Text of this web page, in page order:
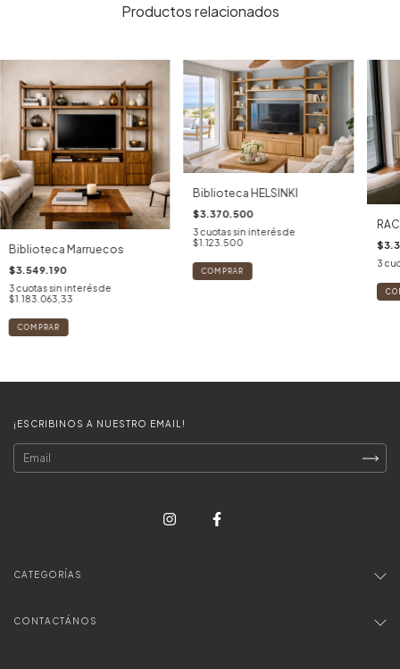
Productos relacionados
Biblioteca Marruecos
$3.549.190
3 cuotas sin interés de
$1.183.063,33
COMPRAR
Biblioteca HELSINKI
$3.370.500
3 cuotas sin interés de
$1.123.500
3
¡ESCRIBINOS A NUESTRO EMAIL!
CATEGORÍAS
CONTACTÁNOS